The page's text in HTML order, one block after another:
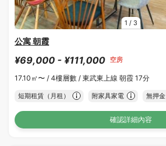
1 / 3
公寓 朝霞
¥69,000 - ¥111,000 空房
17.10㎡〜 / 4樓層數 / 東武東上線 朝霞 17分
短期租賃（月租） 附家具家電 無押金
確認詳細內容